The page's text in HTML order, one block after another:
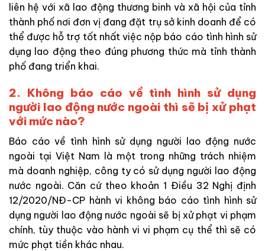
liên hệ với xã lao động thương binh và xã hội của tỉnh
thành phố nơi đơn vị đang đặt trụ sở kinh doanh để có
thể được hỗ trợ tốt nhất việc nộp báo cáo tình hình sử
dụng lao động theo đúng phương thức mà tỉnh thành
phố đang triển khai.
2. Không báo cáo về tình hình sử dụng
người lao động nước ngoài thì sẽ bị xử phạt
với mức nào?
Báo cáo về tình hình sử dụng người lao động nước
ngoài tại Việt Nam là một trong những trách nhiệm
mà doanh nghiệp, công ty có sử dụng người lao động
nước ngoài. Căn cứ theo khoản 1 Điều 32 Nghị định
12/2020/NĐ-CP hành vi không báo cáo tình hình sử
dụng người lao động nước ngoài sẽ bị xử phạt vi phạm
chính, tùy thuộc vào hành vi vi phạm cụ thể thì sẽ có
mức phạt tiền khác nhau.